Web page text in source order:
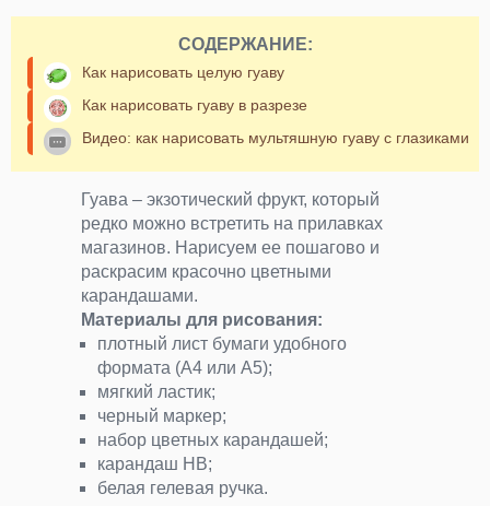
СОДЕРЖАНИЕ:
Как нарисовать целую гуаву
Как нарисовать гуаву в разрезе
Видео: как нарисовать мультяшную гуаву с глазиками
Гуава – экзотический фрукт, который
редко можно встретить на прилавках
магазинов. Нарисуем ее пошагово и
раскрасим красочно цветными
карандашами.
Материалы для рисования:
плотный лист бумаги удобного
формата (А4 или А5);
мягкий ластик;
черный маркер;
набор цветных карандашей;
карандаш НВ;
белая гелевая ручка.